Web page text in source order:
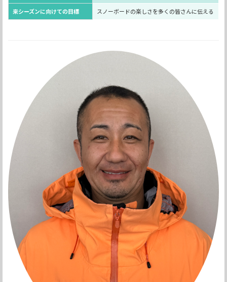
来シーズンに向けての目標
スノーボードの楽しさを多くの皆さんに伝える